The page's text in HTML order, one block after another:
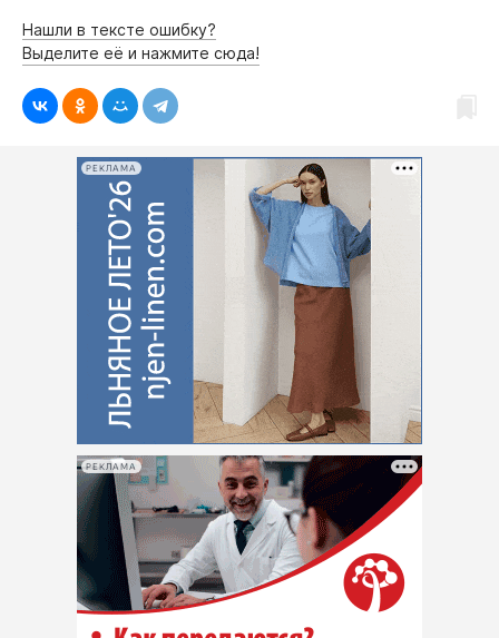
Нашли в тексте ошибку?
Выделите её и нажмите сюда!
РЕКЛАМА
РЕКЛАМА